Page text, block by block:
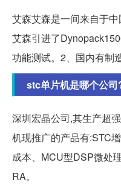
艾森艾森是一间来自于
艾森引进了
功能测试。2、国内有制
stc单片机是哪个公司
深圳宏晶公司,其生产超
机现推广的产品有:STC
成本、MCU型DSP微处
RA。